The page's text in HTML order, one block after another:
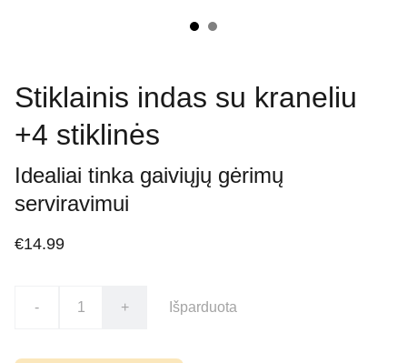
Stiklainis indas su kraneliu
+4 stiklinės
Idealiai tinka gaiviųjų gėrimų
serviravimui
€14.99
- + Išparduota